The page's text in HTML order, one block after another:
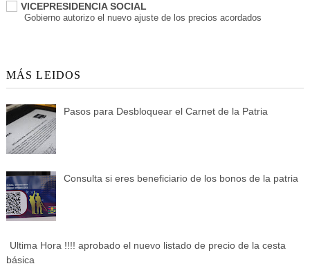
VICEPRESIDENCIA SOCIAL
Gobierno autorizo el nuevo ajuste de los precios acordados
MÁS LEIDOS
Pasos para Desbloquear el Carnet de la Patria
Consulta si eres beneficiario de los bonos de la patria
Ultima Hora !!!! aprobado el nuevo listado de precio de la cesta
básica